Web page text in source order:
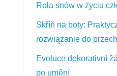
Rola snów w życiu
Skříň na boty:
rozwiązanie do
Evoluce dekorativní
po umění